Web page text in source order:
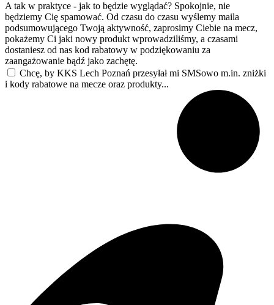
A tak w praktyce - jak to będzie wyglądać? Spokojnie, nie
będziemy Cię spamować. Od czasu do czasu wyślemy maila
podsumowującego Twoją aktywność, zaprosimy Ciebie na mecz,
pokażemy Ci jaki nowy produkt wprowadziliśmy, a czasami
dostaniesz od nas kod rabatowy w podziękowaniu za
zaangażowanie bądź jako zachętę.
Chcę, by KKS Lech Poznań przesyłał mi SMSowo m.in. zniżki
i kody rabatowe na mecze oraz produkty...